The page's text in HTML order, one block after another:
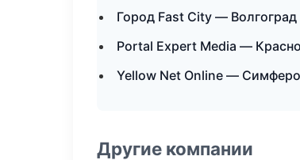
Город Fast City — Волгоград
Portal Expert Media —
Yellow Net Online —
Другие компании